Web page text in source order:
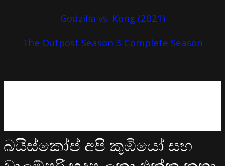
Godzilla vs. Kong (2021)
The Outpost Season 3 Complete Season
බයිස්කෝප් අපි කුඹියෝ සහ